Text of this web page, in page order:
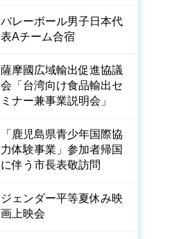
バレーボール男子日本代
表Aチーム合宿
薩摩國広域輸出促進協議
会「台湾向け食品輸出セ
ミナー兼事業説明会」
「鹿児島県青少年国際協
力体験事業」参加者帰国
に伴う市長表敬訪問
ジェンダー平等夏休み映
画上映会